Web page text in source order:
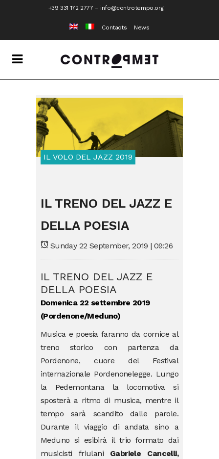
+39 331 172 2777 – info@controtempo.org
Contacts News
IL VOLO DEL JAZZ 2019
IL TRENO DEL JAZZ E
DELLA POESIA
Sunday 22 September, 2019 | 09:26
IL TRENO DEL JAZZ E
DELLA POESIA
Domenica 22 settembre 2019
(Pordenone/Meduno)
Musica e poesia faranno da cornice al
treno storico con partenza da
Pordenone, cuore del Festival
internazionale Pordenonelegge. Lungo
la Pedemontana la locomotiva si
sposterà a ritmo di musica, mentre il
tempo sarà scandito dalle parole.
Durante il viaggio di andata sino a
Meduno si esibirà il trio formato dai
musicisti friulaniGabriele Cancelli,